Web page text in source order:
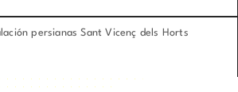
persianas Sant Vicenç dels Horts